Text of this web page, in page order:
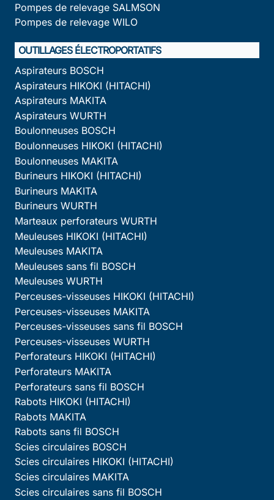
Pompes de relevage SALMSON
Pompes de relevage WILO
OUTILLAGES ÉLECTROPORTATIFS
Aspirateurs BOSCH
Aspirateurs HIKOKI (HITACHI)
Aspirateurs MAKITA
Aspirateurs WURTH
Boulonneuses BOSCH
Boulonneuses HIKOKI (HITACHI)
Boulonneuses MAKITA
Burineurs HIKOKI (HITACHI)
Burineurs MAKITA
Burineurs WURTH
Marteaux perforateurs WURTH
Meuleuses HIKOKI (HITACHI)
Meuleuses MAKITA
Meuleuses sans fil BOSCH
Meuleuses WURTH
Perceuses-visseuses HIKOKI (HITACHI)
Perceuses-visseuses MAKITA
Perceuses-visseuses sans fil BOSCH
Perceuses-visseuses WURTH
Perforateurs HIKOKI (HITACHI)
Perforateurs MAKITA
Perforateurs sans fil BOSCH
Rabots HIKOKI (HITACHI)
Rabots MAKITA
Rabots sans fil BOSCH
Scies circulaires BOSCH
Scies circulaires HIKOKI (HITACHI)
Scies circulaires MAKITA
Scies circulaires sans fil BOSCH